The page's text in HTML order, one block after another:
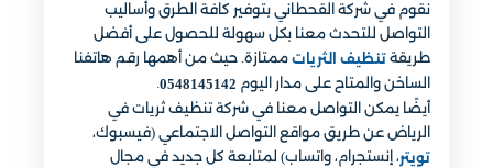
نقوم في شركة القحطاني بتوفير كافة الطرق وأساليب
التواصل للتحدث معنا بكل سهولة للحصول على أفضل
طريقة تنظيف الثريات ممتازة. حيث من أهمها رقم هاتفنا
الساخن والمتاح على مدار اليوم 0548145142
.
أيضًا يمكن التواصل معنا في شركة تنظيف ثريات في
الرياض عن طريق مواقع التواصل الاجتماعي (فيسبوك،
تويتر، إنستجرام، واتساب) لمتابعة كل جديد في مجال